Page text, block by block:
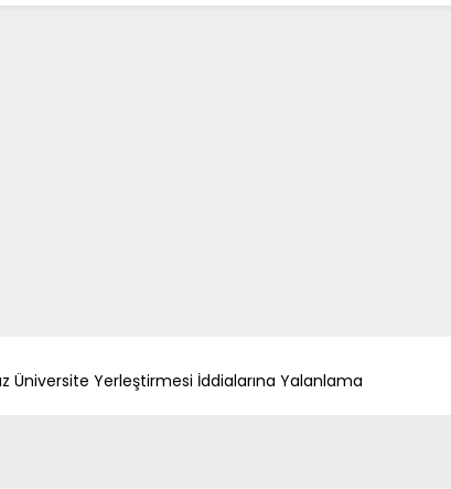
Üniversite Yerleştirmesi İddialarına Yalanlama